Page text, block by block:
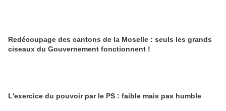
Redécoupage des cantons de la Moselle : seuls les grands
ciseaux du Gouvernement fonctionnent !
L'exercice du pouvoir par le PS : faible mais pas humble